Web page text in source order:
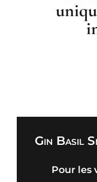
Gin Basil
Pour les